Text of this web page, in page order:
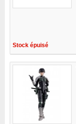
Stock épuisé